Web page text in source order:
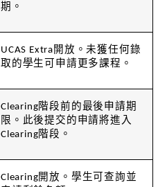
期。
UCAS Extra開放。未獲任何錄
取的學生可申請更多課程。
Clearing階段前的最後申請期
限。此後提交的申請將進入
Clearing階段。
Clearing開放。學生可 查詢並